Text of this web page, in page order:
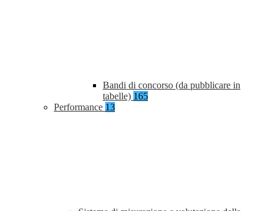
Bandi di concorso (da pubblicare in
tabelle) 165
Performance 13